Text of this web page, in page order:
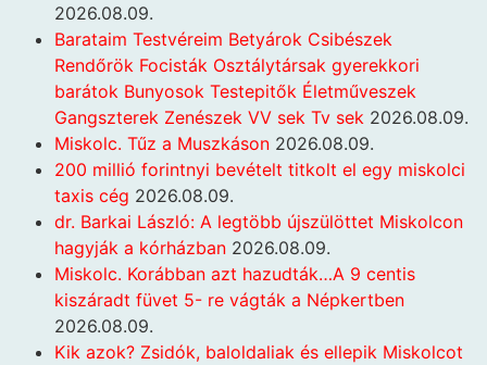
2026.08.09.
Barataim Testvéreim Betyárok Csibészek
Rendőrök Focisták Osztálytársak gyerekkori
barátok Bunyosok Testepitők Életműveszek
Gangszterek Zenészek VV sek Tv sek 2026.08.09.
Miskolc. Tűz a Muszkáson 2026.08.09.
200 millió forintnyi bevételt titkolt el egy miskolci
taxis cég 2026.08.09.
dr. Barkai László: A legtöbb újszülöttet Miskolcon
hagyják a kórházban 2026.08.09.
Miskolc. Korábban azt hazudták…A 9 centis
kiszáradt füvet 5- re vágták a Népkertben
2026.08.09.
Kik azok? Zsidók, baloldaliak és ellepik Miskolcot